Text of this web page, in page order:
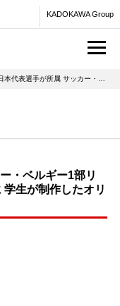
KADOKAWA Group
ベルギー1部リーグの「シント＝トロイデンVV」に 学生が制作したオリジナルケーキとフードを提供
・ベルギー1部リ
生が制作したオリ